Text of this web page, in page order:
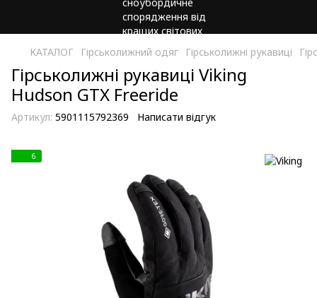
КАТАЛОГ Гірськолижний одяг Гірськолижні рукавиці
Гірськолижні рукавиці Viking
Hudson GTX Freeride
Артикул: 5901115792369 Написати відгук
6